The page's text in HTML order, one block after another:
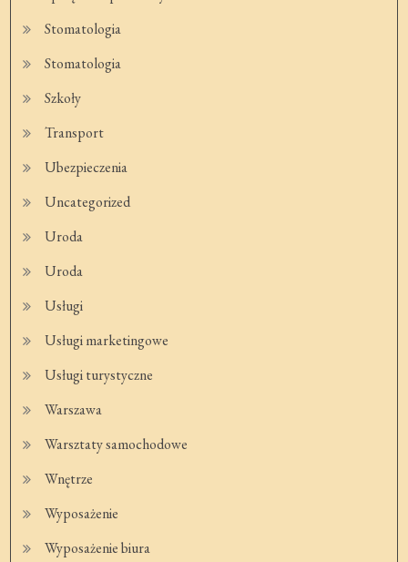
Stomatologia
Stomatologia
Szkoły
Transport
Ubezpieczenia
Uncategorized
Uroda
Uroda
Usługi
Usługi marketingowe
Usługi turystyczne
Warszawa
Warsztaty samochodowe
Wnętrze
Wyposażenie
Wyposażenie biura